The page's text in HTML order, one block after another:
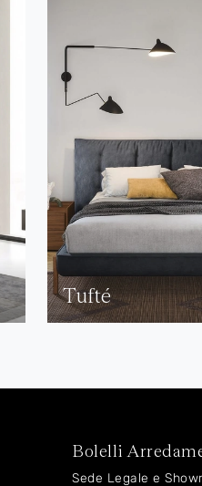
Tufté
Bolelli
Sede Legale e